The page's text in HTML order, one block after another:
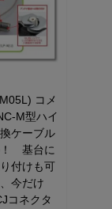
コメ
M型ハイ
ケーブル
！ 基台に
付けも可
今だけ
コネクタ